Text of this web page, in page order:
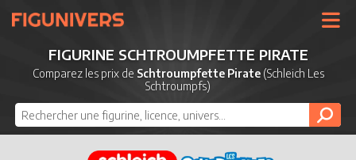
UNIVERS
LICENCES
MARQUES
NOUVEAUTÉS
DERNIERS AJOUTS
FIGURINE SCHTROUMPFETTE PIRATE
Comparez les prix de Schtroumpfette Pirate(Schleich Les
Schtroumpfs)